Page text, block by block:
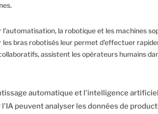
la robotique et les machines
les bras robotisés leur permet d'effectuer
assistent les opérateurs humains
automatique et l'intelligence
peuvent analyser les données de